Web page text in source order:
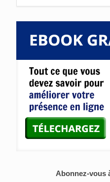
Abonnez-vous